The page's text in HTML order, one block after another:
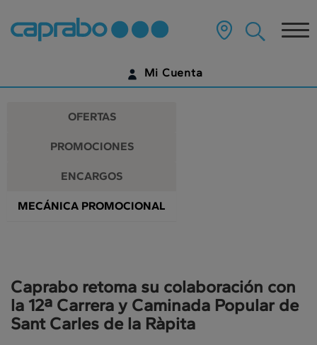
Promociones
y
descuentos
en
nuestros
supermercados
contenido
página
Mi Cuenta
¿AÚN NO TIENES UNA CUENTA DIGITAL?
OFERTAS
PROMOCIONES
ENCARGOS
MECÁNICA PROMOCIONAL
Caprabo retoma su colaboración con
la 12ª Carrera y Caminada Popular de
Sant Carles de la Ràpita